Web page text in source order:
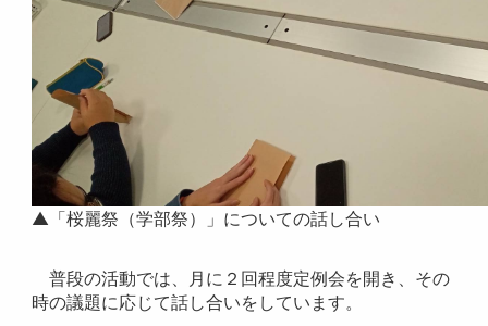
▲「桜麗祭（学部祭）」についての話し合い
普段の活動では、月に２回程度定例会を開き、その
時の議題に応じて話し合いをしています。